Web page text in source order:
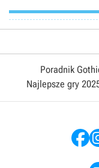
Poradnik
Najlepsze gry